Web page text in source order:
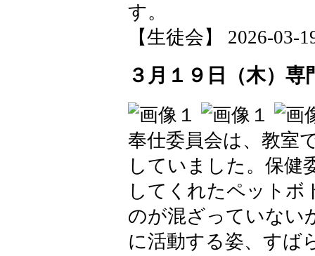
す。
【生徒会】 2026-03-
３月１９日（木）専
奉仕委員会は、教室
していました。保健
してくれたペットボ
のが混ざっていない
に活動する姿、すば